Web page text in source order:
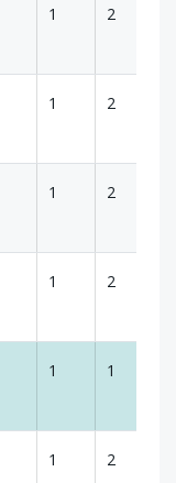
1 2
1 2
1 2
1 2
1 1
1 2